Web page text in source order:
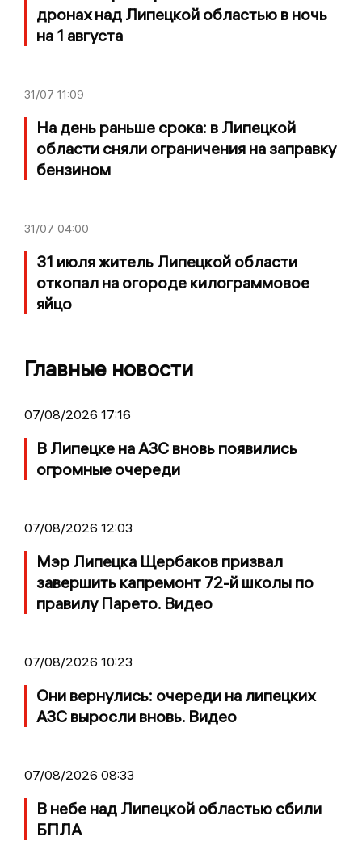
дронах над Липецкой областью в ночь
на 1 августа
31/07 11:09
На день раньше срока: в Липецкой
области сняли ограничения на заправку
бензином
31/07 04:00
31 июля житель Липецкой области
откопал на огороде килограммовое
яйцо
Главные новости
07/08/2026 17:16
В Липецке на АЗС вновь появились
огромные очереди
07/08/2026 12:03
Мэр Липецка Щербаков призвал
завершить капремонт 72-й школы по
правилу Парето. Видео
07/08/2026 10:23
Они вернулись: очереди на липецких
АЗС выросли вновь. Видео
07/08/2026 08:33
В небе над Липецкой областью сбили
БПЛА